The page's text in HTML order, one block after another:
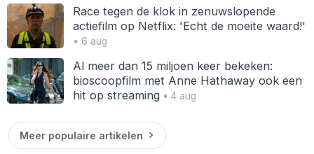
Race tegen de klok in zenuwslopende
actiefilm op Netflix: 'Echt de moeite waard!'
• 6 aug
Al meer dan 15 miljoen keer bekeken:
bioscoopfilm met Anne Hathaway ook een
hit op streaming• 4 aug
Meer populaire artikelen